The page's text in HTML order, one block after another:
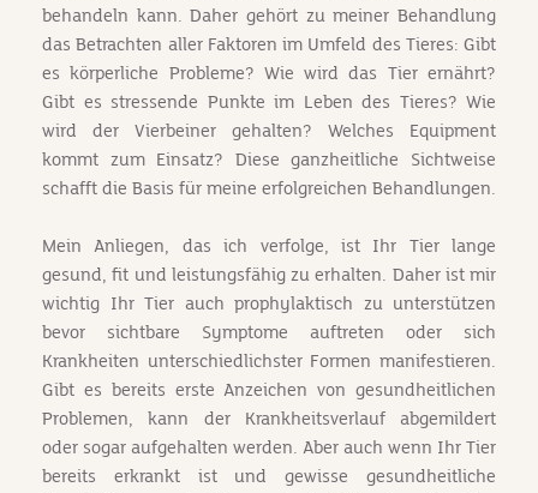
behandeln kann. Daher gehört zu meiner Behandlung
das Betrachten aller Faktoren im Umfeld des Tieres: Gibt
es körperliche Probleme? Wie wird das Tier ernährt?
Gibt es stressende Punkte im Leben des Tieres? Wie
wird der Vierbeiner gehalten? Welches Equipment
kommt zum Einsatz? Diese ganzheitliche Sichtweise
schafft die Basis für meine erfolgreichen Behandlungen.
Mein Anliegen, das ich verfolge, ist Ihr Tier lange
gesund, fit und leistungsfähig zu erhalten. Daher ist mir
wichtig Ihr Tier auch prophylaktisch zu unterstützen
bevor sichtbare Symptome auftreten oder sich
Krankheiten unterschiedlichster Formen manifestieren.
Gibt es bereits erste Anzeichen von gesundheitlichen
Problemen, kann der Krankheitsverlauf abgemildert
oder sogar aufgehalten werden. Aber auch wenn Ihr Tier
bereits erkrankt ist und gewisse gesundheitliche